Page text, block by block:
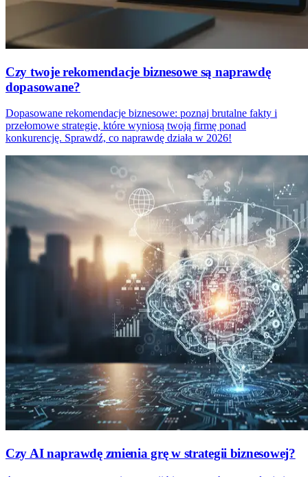
Czy twoje rekomendacje biznesowe są naprawdę
dopasowane?
Dopasowane rekomendacje biznesowe: poznaj brutalne fakty i
przełomowe strategie, które wyniosą twoją firmę ponad
konkurencję. Sprawdź, co naprawdę działa w 2026!
Czy AI naprawdę zmienia grę w strategii biznesowej?